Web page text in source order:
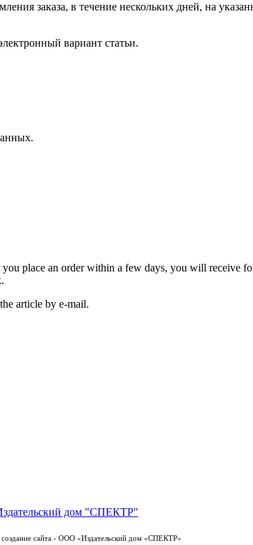
заказа, в течение нескольких дней, на
вариант статьи.
you place an order within a few days, you will receive
article by e-mail.
дом "СПЕКТР"
создание сайта - ООО «Издательский дом «СПЕКТР»